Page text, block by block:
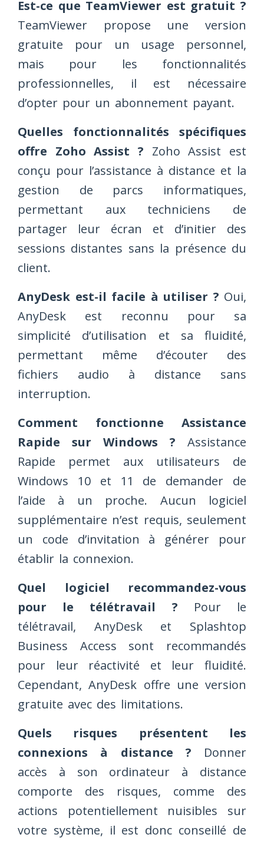
Est-ce que TeamViewer est gratuit ?
TeamViewer propose une version
gratuite pour un usage personnel,
mais pour les fonctionnalités
professionnelles, il est nécessaire
d’opter pour un abonnement payant.
Quelles fonctionnalités spécifiques
offre Zoho Assist ? Zoho Assist est
conçu pour l’assistance à distance et la
gestion de parcs informatiques,
permettant aux techniciens de
partager leur écran et d’initier des
sessions distantes sans la présence du
client.
AnyDesk est-il facile à utiliser ? Oui,
AnyDesk est reconnu pour sa
simplicité d’utilisation et sa fluidité,
permettant même d’écouter des
fichiers audio à distance sans
interruption.
Comment fonctionne Assistance
Rapide sur Windows ? Assistance
Rapide permet aux utilisateurs de
Windows 10 et 11 de demander de
l’aide à un proche. Aucun logiciel
supplémentaire n’est requis, seulement
un code d’invitation à générer pour
établir la connexion.
Quel logiciel recommandez-vous
pour le télétravail ? Pour le
télétravail, AnyDesk et Splashtop
Business Access sont recommandés
pour leur réactivité et leur fluidité.
Cependant, AnyDesk offre une version
gratuite avec des limitations.
Quels risques présentent les
connexions à distance ? Donner
accès à son ordinateur à distance
comporte des risques, comme des
actions potentiellement nuisibles sur
votre système, il est donc conseillé de